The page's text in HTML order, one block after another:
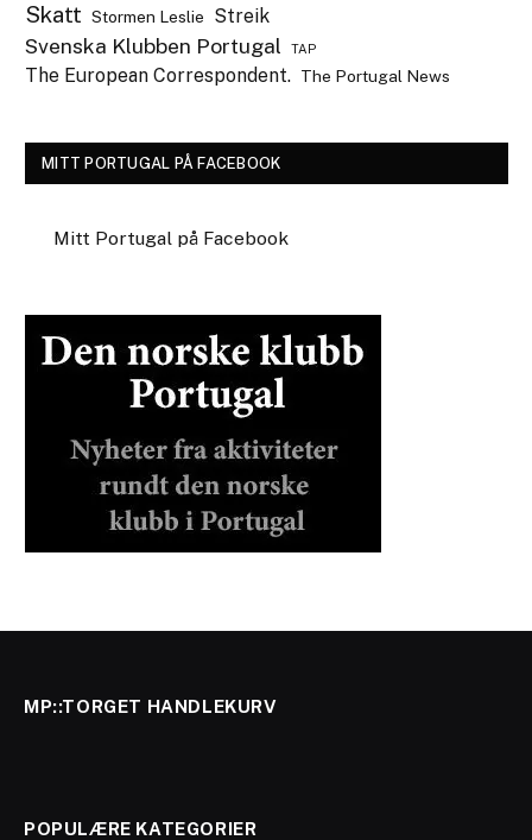
Skatt Stormen Leslie Streik
Svenska Klubben Portugal TAP
The European Correspondent. The Portugal News
MITT PORTUGAL PÅ FACEBOOK
Mitt Portugal på Facebook
MP::TORGET HANDLEKURV
POPULÆRE KATEGORIER